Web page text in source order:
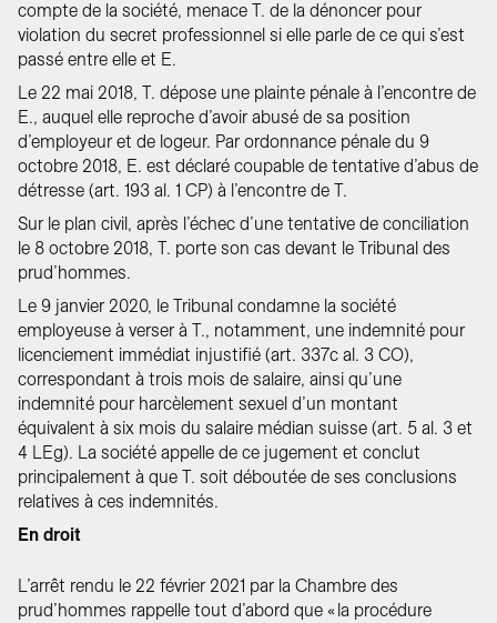
compte de la société, menace T. de la dénoncer pour
violation du secret professionnel si elle parle de ce qui s’est
passé entre elle et E.
Le 22 mai 2018, T. dépose une plainte pénale à l’encontre de
E., auquel elle reproche d’avoir abusé de sa position
d’employeur et de logeur. Par ordonnance pénale du 9
octobre 2018, E. est déclaré coupable de tentative d’abus de
détresse (art. 193 al. 1 CP) à l’encontre de T.
Sur le plan civil, après l’échec d’une tentative de conciliation
le 8 octobre 2018, T. porte son cas devant le Tribunal des
prud’hommes.
Le 9 janvier 2020, le Tribunal condamne la société
employeuse à verser à T., notamment, une indemnité pour
licenciement immédiat injustifié (art. 337c al. 3 CO),
correspondant à trois mois de salaire, ainsi qu’une
indemnité pour harcèlement sexuel d’un montant
équivalent à six mois du salaire médian suisse (art. 5 al. 3 et
4 LEg). La société appelle de ce jugement et conclut
principalement à que T. soit déboutée de ses conclusions
relatives à ces indemnités.
En droit
L’arrêt rendu le 22 février 2021 par la Chambre des
prud’hommes rappelle tout d’abord que « la procédure